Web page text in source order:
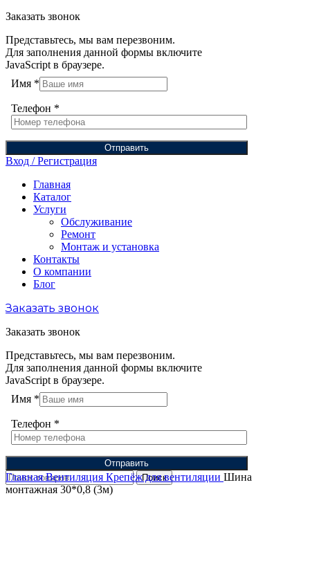
Заказать звонок
Представьтесь, мы вам перезвоним.
Для заполнения данной формы включите
JavaScript в браузере.
Имя *
Телефон *
Отправить
Вход / Регистрация
Главная
Каталог
Услуги
Обслуживание
Ремонт
Монтаж и установка
Контакты
О компании
Блог
Заказать звонок
Заказать звонок
Представьтесь, мы вам перезвоним.
Для заполнения данной формы включите
JavaScript в браузере.
Имя *
Телефон *
Отправить
Поиск
ГлавнаяВентиляция Крепёж для вентиляции Шина
монтажная 30*0,8 (3м)